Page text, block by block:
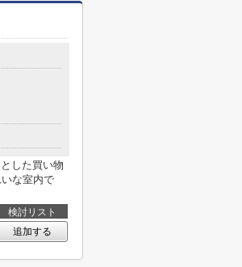
した買い物
な室内で
検討リスト
追加する